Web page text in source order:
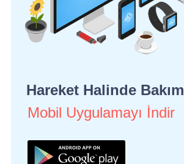
Hareket Halinde Bakım
Mobil Uygulamayı İndir